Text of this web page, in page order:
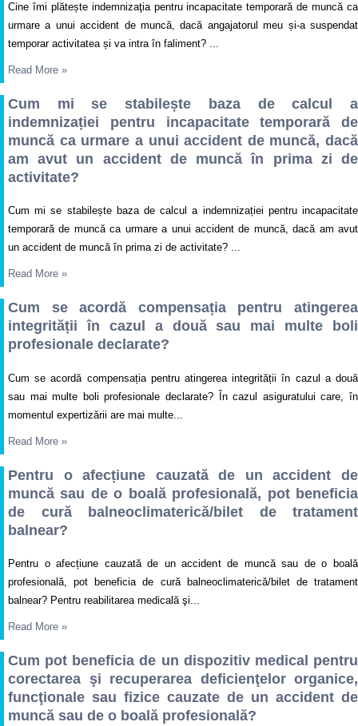
Cine îmi plătește indemnizaţia pentru incapacitate temporară de muncă ca
urmare a unui accident de muncă, dacă angajatorul meu și-a suspendat
temporar activitatea și va intra în faliment? ...
Read More »
Cum mi se stabilește baza de calcul a
indemnizației pentru incapacitate temporară de
muncă ca urmare a unui accident de muncă, dacă
am avut un accident de muncă în prima zi de
activitate?
Cum mi se stabilește baza de calcul a indemnizației pentru incapacitate
temporară de muncă ca urmare a unui accident de muncă, dacă am avut
un accident de muncă în prima zi de activitate? ...
Read More »
Cum se acordă compensația pentru atingerea
integrității în cazul a două sau mai multe boli
profesionale declarate?
Cum se acordă compensația pentru atingerea integrității în cazul a două
sau mai multe boli profesionale declarate? În cazul asiguratului care, în
momentul expertizării are mai multe...
Read More »
Pentru o afecțiune cauzată de un accident de
muncă sau de o boală profesională, pot beneficia
de cură balneoclimaterică/bilet de tratament
balnear?
Pentru o afecțiune cauzată de un accident de muncă sau de o boală
profesională, pot beneficia de cură balneoclimaterică/bilet de tratament
balnear? Pentru reabilitarea medicală şi...
Read More »
Cum pot beneficia de un dispozitiv medical pentru
corectarea şi recuperarea deficienţelor organice,
funcţionale sau fizice cauzate de un accident de
muncă sau de o boală profesională?